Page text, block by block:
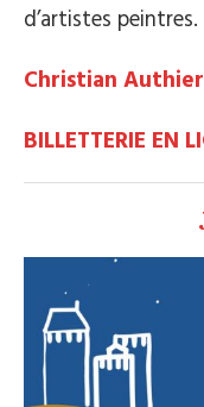
d’artistes
Christian Authier
BILLETTERIE EN